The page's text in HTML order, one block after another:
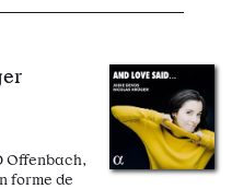
Offenbach,
forme de